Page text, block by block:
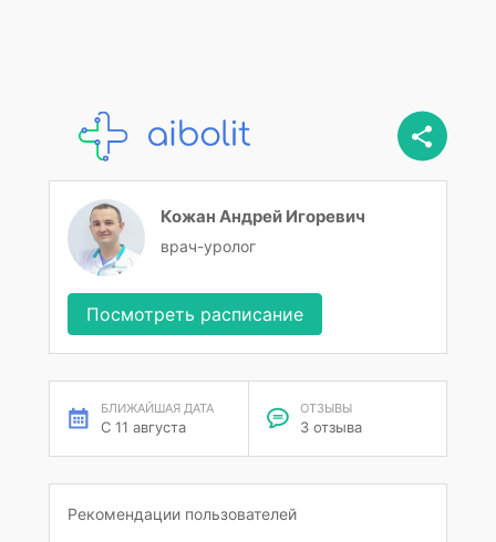
Кожан Андрей Игоревич
врач-уролог
Посмотреть расписание
БЛИЖАЙШАЯ ДАТА
С 11 августа
ОТЗЫВЫ
3 отзыва
Рекомендации пользователей